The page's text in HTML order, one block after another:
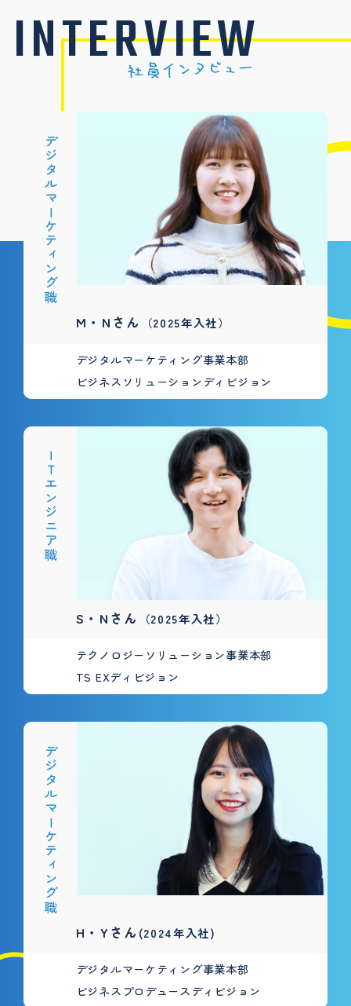
INTERVIEW
デジタルマーケティング職
M・Nさん （2025年入社）
デジタルマーケティング事業本部
ビジネスソリューションディビジョン
ＩＴエンジニア職
S・Nさん （2025年入社）
テクノロジーソリューション事業本部
TS EXディビジョン
デジタルマーケティング職
H・Yさん(2024年入社)
デジタルマーケティング事業本部
ビジネスプロデュースディビジョン